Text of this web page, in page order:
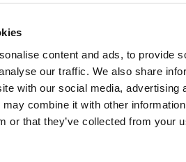
content and ads, to provide
our traffic. We also share
with our social media, advertising
combine it with other
or that they’ve collected from your
0
Futsal 2025/26